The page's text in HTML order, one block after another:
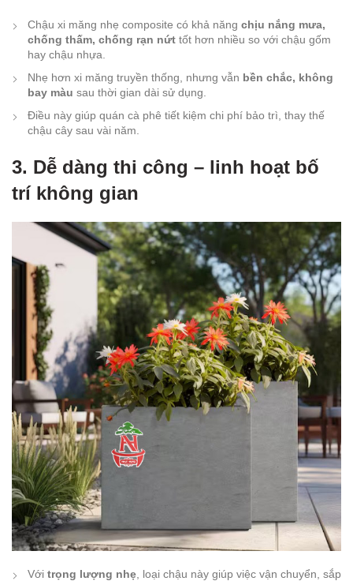
Chậu xi măng nhẹ composite có khả năng chịu nắng mưa,
chống thấm, chống rạn nứt tốt hơn nhiều so với chậu gốm
hay chậu nhựa.
Nhẹ hơn xi măng truyền thống, nhưng vẫn bền chắc, không
bay màu sau thời gian dài sử dụng.
Điều này giúp quán cà phê tiết kiệm chi phí bảo trì, thay thế
chậu cây sau vài năm.
3. Dễ dàng thi công – linh hoạt bố
trí không gian
Với trọng lượng nhẹ , loại chậu này giúp việc vận chuyển, sắp